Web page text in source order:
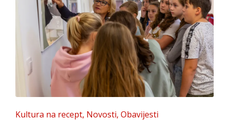
Posted
Kultura na recept Novosti Obavijesti